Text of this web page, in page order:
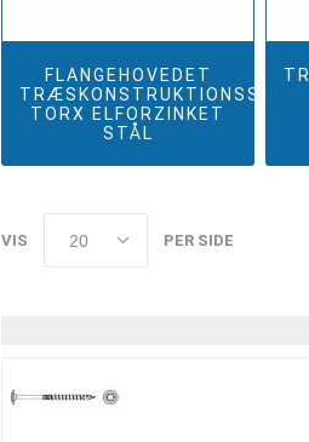
FLANGEHOVEDET
TORX ELFORZINKET
STÅL
VIS PER SIDE